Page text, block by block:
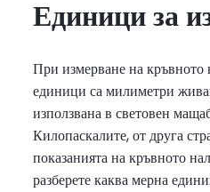
Единици за
При измерване на кръвното
единици са милиметри
използвана в световен
Килопаскалите, от друга
показанията на кръвното
разберете каква мерна